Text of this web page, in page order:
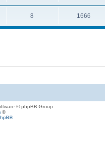
8 1666
© phpBB Group
©